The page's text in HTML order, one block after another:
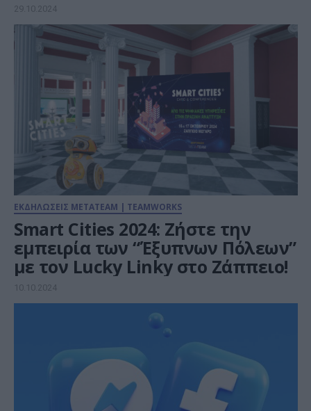
29.10.2024
ΕΚΔΗΛΩΣΕΙΣ METATEAM | TEAMWORKS
Smart Cities 2024: Ζήστε την
εμπειρία των “Έξυπνων Πόλεων”
με τον Lucky Linky στο Ζάππειο!
10.10.2024